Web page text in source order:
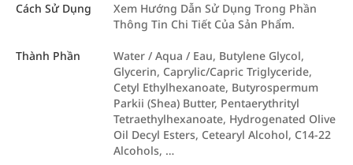
Cách Sử Dụng
Xem Hướng Dẫn Sử Dụng Trong Phần
Thông Tin Chi Tiết Của Sản Phẩm.
Thành Phần
Water / Aqua / Eau, Butylene Glycol,
Glycerin, Caprylic/Capric Triglyceride,
Cetyl Ethylhexanoate, Butyrospermum
Parkii (Shea) Butter, Pentaerythrityl
Tetraethylhexanoate, Hydrogenated Olive
Oil Decyl Esters, Cetearyl Alcohol, C14-22
Alcohols, …